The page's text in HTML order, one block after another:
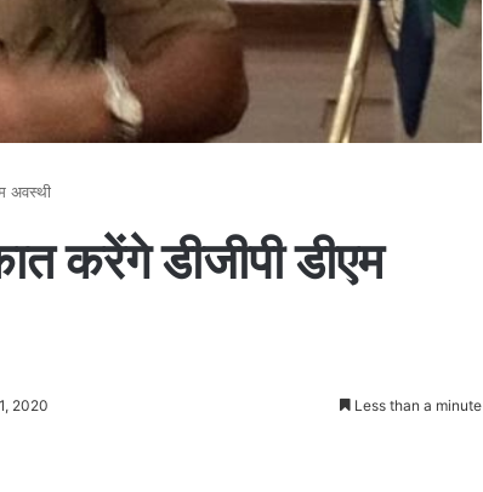
अवस्थी
करेंगे डीजीपी डीएम
2020 Less than a minute